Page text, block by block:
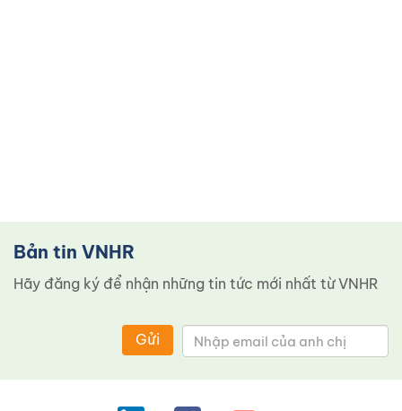
Bản tin VNHR
Hãy đăng ký để nhận những tin tức mới nhất từ ​​VNHR
Gửi